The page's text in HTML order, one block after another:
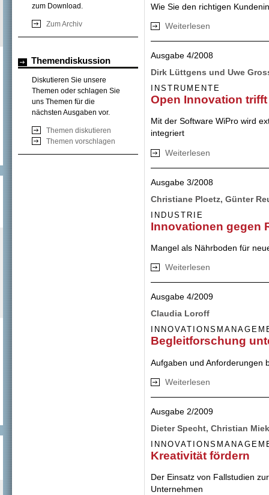
zum Download.
Zum Archiv
Themendiskussion
Diskutieren Sie unsere
Themen oder schlagen Sie
uns Themen für die
nächsten Ausgaben vor.
Themen diskutieren
Themen vorschlagen
Wie Sie den richtigen
Weiterlesen
Ausgabe 4/2008
Dirk Lüttgens und Uwe
INSTRUMENTE
Open Innovation
Mit der Software WiPro wird
integriert
Weiterlesen
Ausgabe 3/2008
Christiane Ploetz, Günter
INDUSTRIE
Innovationen gegen
Mangel als Nährboden für
Weiterlesen
Ausgabe 4/2009
Claudia Loroff
Begleitforschung
Aufgaben und Anforderungen
Weiterlesen
Ausgabe 2/2009
Dieter Specht, Christian
Kreativität fördern
Der Einsatz von Fallstudien
Unternehmen